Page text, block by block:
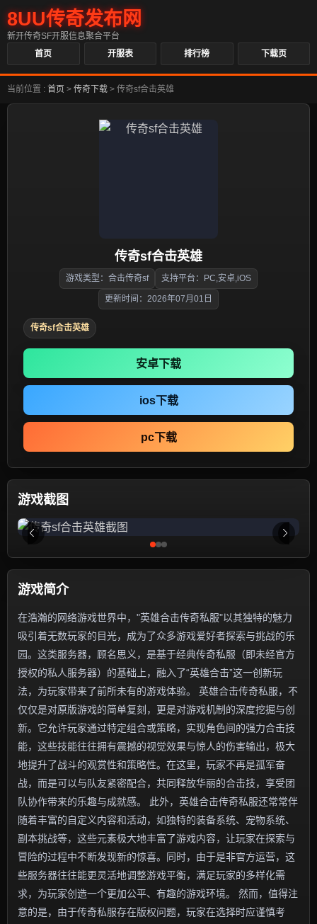
8UU传奇发布网
新开传奇SF开服信息聚合平台
首页
开服表 排行榜 下载页
当前位置 : 首页 > 传奇下载 > 传奇sf合击英雄
传奇sf合击英雄
游戏类型：合击传奇sf 支持平台：PC,安卓,iOS
更新时间：2026年07月01日
传奇sf合击英雄
安卓下载
ios下载
pc下载
游戏截图
游戏简介
在浩瀚的网络游戏世界中，"英雄合击传奇私服"以其独特的魅力
吸引着无数玩家的目光，成为了众多游戏爱好者探索与挑战的乐
园。这类服务器，顾名思义，是基于经典传奇私服（即未经官方
授权的私人服务器）的基础上，融入了“英雄合击”这一创新玩
法，为玩家带来了前所未有的游戏体验。 英雄合击传奇私服，不
仅仅是对原版游戏的简单复刻，更是对游戏机制的深度挖掘与创
新。它允许玩家通过特定组合或策略，实现角色间的强力合击技
能，这些技能往往拥有震撼的视觉效果与惊人的伤害输出，极大
地提升了战斗的观赏性和策略性。在这里，玩家不再是孤军奋
战，而是可以与队友紧密配合，共同释放华丽的合击技，享受团
队协作带来的乐趣与成就感。 此外，英雄合击传奇私服还常常伴
随着丰富的自定义内容和活动，如独特的装备系统、宠物系统、
副本挑战等，这些元素极大地丰富了游戏内容，让玩家在探索与
冒险的过程中不断发现新的惊喜。同时，由于是非官方运营，这
些服务器往往能更灵活地调整游戏平衡，满足玩家的多样化需
求，为玩家创造一个更加公平、有趣的游戏环境。 然而，值得注
意的是，由于传奇私服存在版权问题，玩家在选择时应谨慎考